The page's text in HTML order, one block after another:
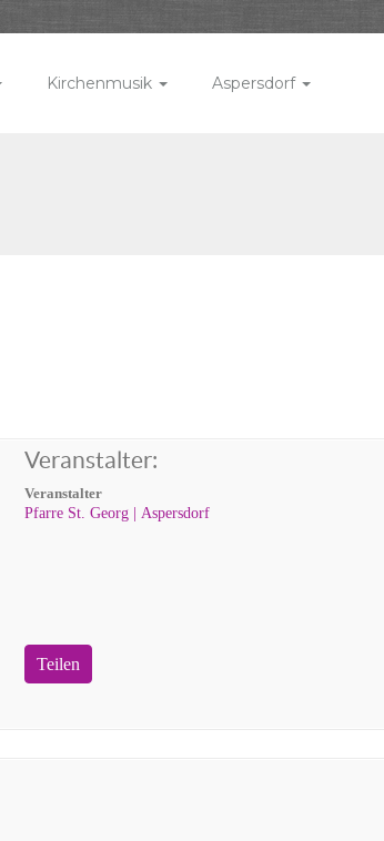
Kirchenmusik Aspersdorf
Veranstalter:
Veranstalter
Pfarre St. Georg | Aspersdorf
Teilen